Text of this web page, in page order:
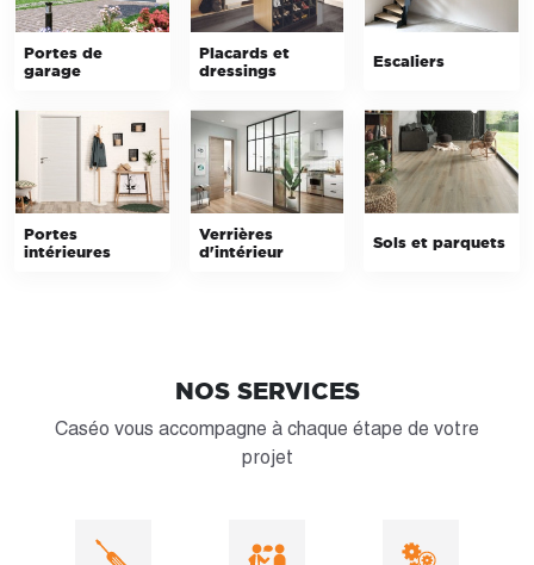
Portes de
garage
Placards et
dressings
Escaliers
Portes
intérieures
Verrières
d'intérieur
Sols et parquets
NOS SERVICES
Caséo vous accompagne à chaque étape de votre
projet